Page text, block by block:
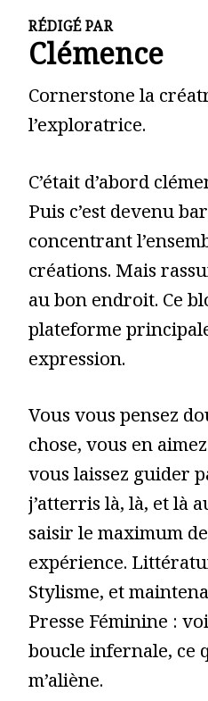
RÉDIGÉ PAR
Clémence
Cornerstone la
l’exploratrice.
C’était d’abord
Puis c’est devenu
concentrant
créations. Mais
au bon endroit. Ce
plateforme
expression.
Vous vous pensez
chose, vous en
vous laissez guider
j’atterris là, là, et là
saisir le maximum
expérience.
Stylisme, et
Presse Féminine :
boucle infernale, ce
m’aliène.